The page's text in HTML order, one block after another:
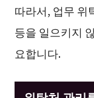
따라서, 업무 위
등을 일으키지
요합니다.